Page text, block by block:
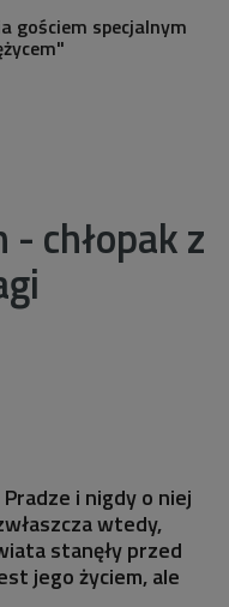
gościem specjalnym
- chłopak z
i nigdy o niej
wtedy,
stanęły przed
jego życiem, ale